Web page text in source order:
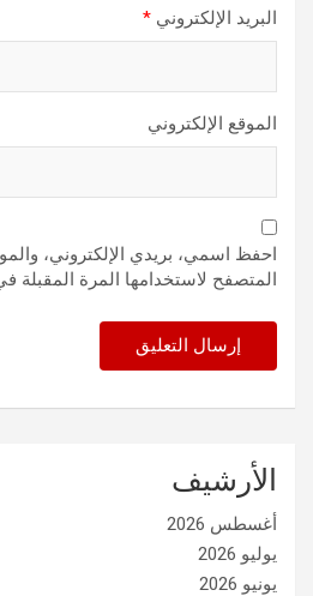
البريد الإلكتروني *
الموقع الإلكتروني
احفظ اسمي، بريدي الإلكتروني،
المتصفح لاستخدامها المرة المقبلة
الأرشيف
أغسطس 2026
يوليو 2026
يونيو 2026